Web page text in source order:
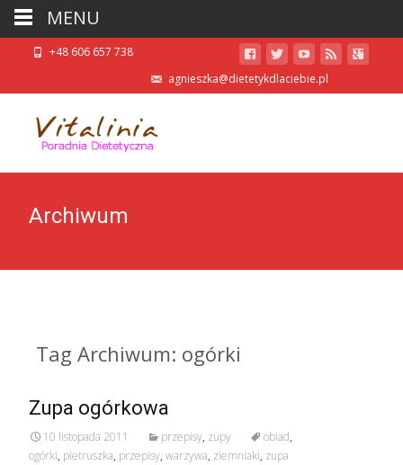
+48 606 657 738
agnieszka@dietetykdlaciebie.pl
Archiwum
Tag Archiwum: ogórki
Zupa ogórkowa
10 listopada 2011 przepisy, zupy obiad,
ogórki, pietruszka, przepisy, warzywa, ziemniaki, zupa
MENU